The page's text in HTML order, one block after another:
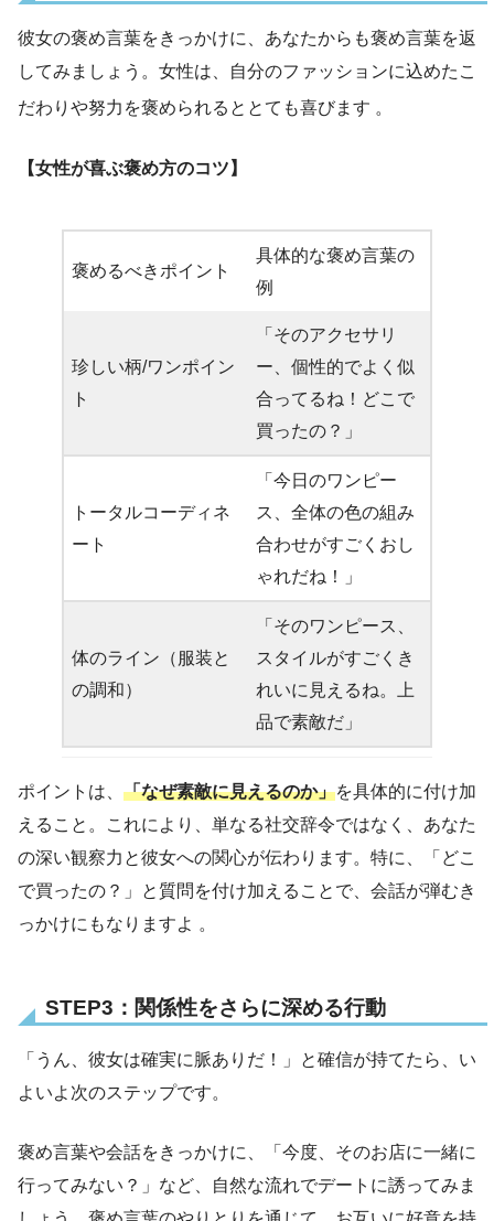
彼女の褒め言葉をきっかけに、あなたからも褒め言葉を返
してみましょう。女性は、自分のファッションに込めたこ
だわりや努力を褒められるととても喜びます 。
【女性が喜ぶ褒め方のコツ】
褒めるべきポイント
具体的な褒め言葉の
例
珍しい柄/ワンポイン
ト
「そのアクセサリ
ー、個性的でよく似
合ってるね！どこで
買ったの？」
トータルコーディネ
ート
「今日のワンピー
ス、全体の色の組み
合わせがすごくおし
ゃれだね！」
体のライン（服装と
の調和）
「そのワンピース、
スタイルがすごくき
れいに見えるね。上
品で素敵だ」
ポイントは、 「なぜ素敵に見えるのか」を具体的に付け加
えること。これにより、単なる社交辞令ではなく、あなた
の深い観察力と彼女への関心が伝わります。特に、「どこ
で買ったの？」と質問を付け加えることで、会話が弾むき
っかけにもなりますよ 。
STEP3：関係性をさらに深める行動
「うん、彼女は確実に脈ありだ！」と確信が持てたら、い
よいよ次のステップです。
褒め言葉や会話をきっかけに、「今度、そのお店に一緒に
行ってみない？」など、自然な流れでデートに誘ってみま